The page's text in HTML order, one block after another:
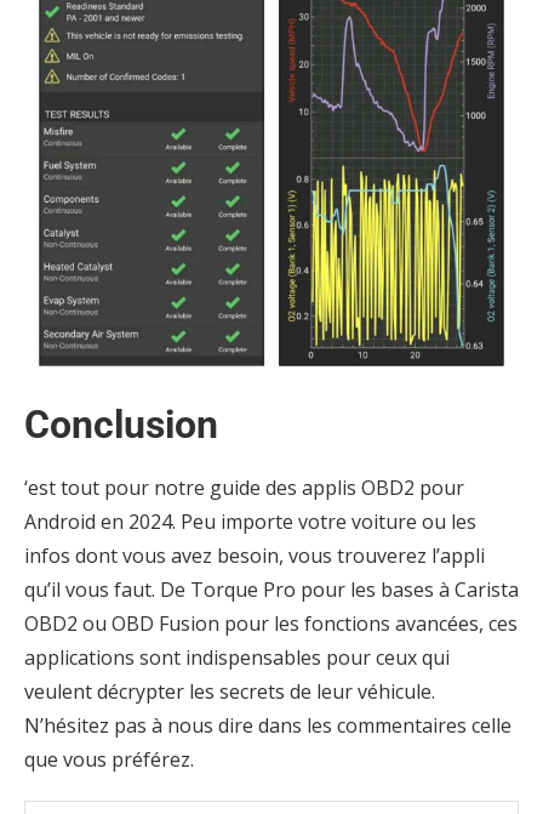
Conclusion
‘est tout pour notre guide des applis OBD2 pour
Android en 2024. Peu importe votre voiture ou les
infos dont vous avez besoin, vous trouverez l’appli
qu’il vous faut. De Torque Pro pour les bases à Carista
OBD2 ou OBD Fusion pour les fonctions avancées, ces
applications sont indispensables pour ceux qui
veulent décrypter les secrets de leur véhicule.
N’hésitez pas à nous dire dans les commentaires celle
que vous préférez.